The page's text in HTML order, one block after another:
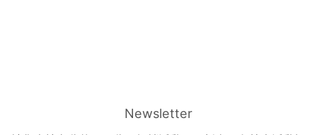
Newsletter